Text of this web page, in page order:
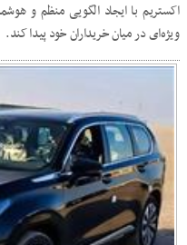
اکستریم با ایجاد الگویی منظم و
ویژه‌ای در میان خریداران خود پیدا کند.